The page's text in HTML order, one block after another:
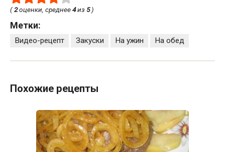
(2оценки, среднее4из 5)
Метки:
Видео-рецепт Закуски На ужин На обед
Похожие рецепты